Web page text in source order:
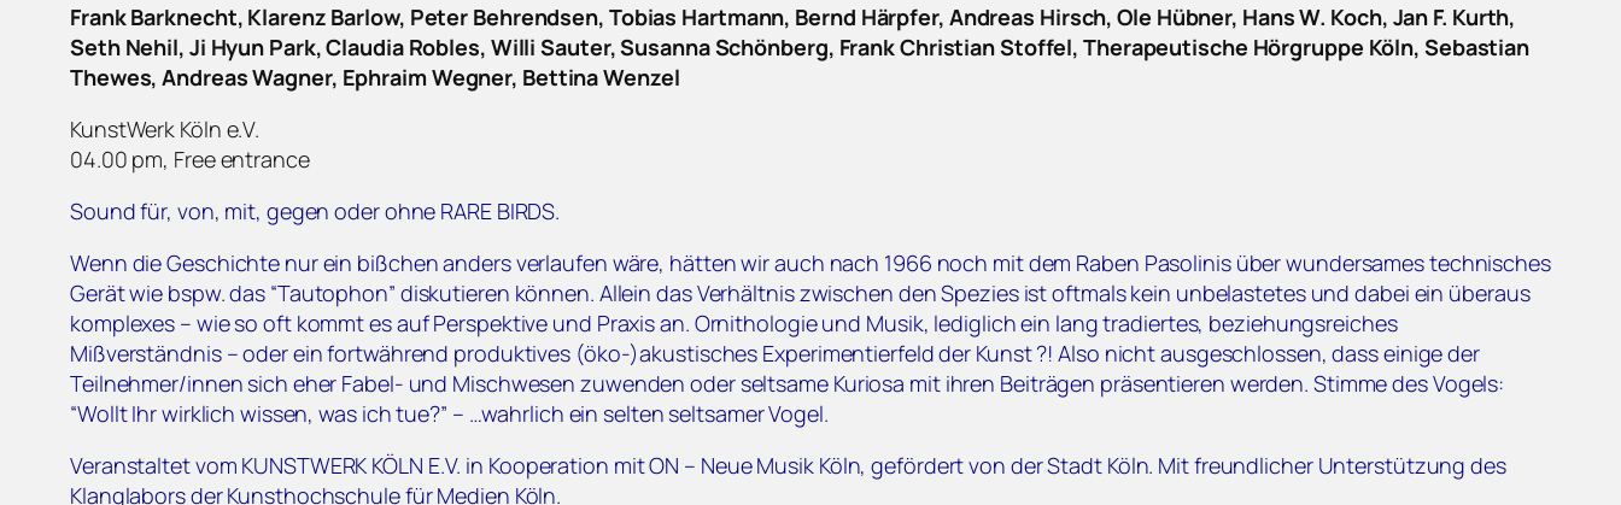
Frank Barknecht, Klarenz Barlow, Peter Behrendsen, Tobias Hartmann, Bernd Härpfer, Andreas Hirsch, Ole Hübner, Hans W. Koch, Jan F. Kurth,
Seth Nehil, Ji Hyun Park, Claudia Robles, Willi Sauter, Susanna Schönberg, Frank Christian Stoffel, Therapeutische Hörgruppe Köln, Sebastian
Thewes, Andreas Wagner, Ephraim Wegner, Bettina Wenzel
KunstWerk Köln e.V.
04.00 pm, Free entrance
Sound für, von, mit, gegen oder ohne RARE BIRDS.
Wenn die Geschichte nur ein bißchen anders verlaufen wäre, hätten wir auch nach 1966 noch mit dem Raben Pasolinis über wundersames technisches
Gerät wie bspw. das “Tautophon” diskutieren können. Allein das Verhältnis zwischen den Spezies ist oftmals kein unbelastetes und dabei ein überaus
komplexes – wie so oft kommt es auf Perspektive und Praxis an. Ornithologie und Musik, lediglich ein lang tradiertes, beziehungsreiches
Mißverständnis – oder ein fortwährend produktives (öko-)akustisches Experimentierfeld der Kunst ?! Also nicht ausgeschlossen, dass einige der
Teilnehmer/innen sich eher Fabel- und Mischwesen zuwenden oder seltsame Kuriosa mit ihren Beiträgen präsentieren werden. Stimme des Vogels:
“Wollt Ihr wirklich wissen, was ich tue?” – …wahrlich ein selten seltsamer Vogel.
Veranstaltet vom KUNSTWERK KÖLN E.V. in Kooperation mit ON – Neue Musik Köln, gefördert von der Stadt Köln. Mit freundlicher Unterstützung des
Klanglabors der Kunsthochschule für Medien Köln.